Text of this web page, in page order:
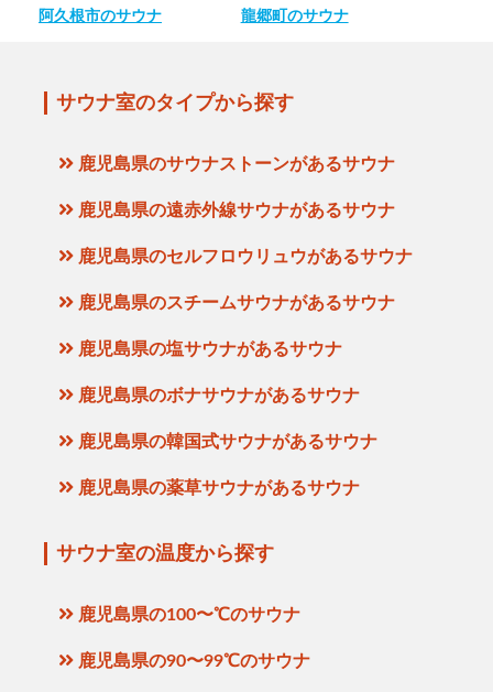
阿久根市のサウナ 龍郷町のサウナ
サウナ室のタイプから探す
鹿児島県のサウナストーンがあるサウナ
鹿児島県の遠赤外線サウナがあるサウナ
鹿児島県のセルフロウリュウがあるサウナ
鹿児島県のスチームサウナがあるサウナ
鹿児島県の塩サウナがあるサウナ
鹿児島県のボナサウナがあるサウナ
鹿児島県の韓国式サウナがあるサウナ
鹿児島県の薬草サウナがあるサウナ
サウナ室の温度から探す
鹿児島県の100〜℃のサウナ
鹿児島県の90〜99℃のサウナ